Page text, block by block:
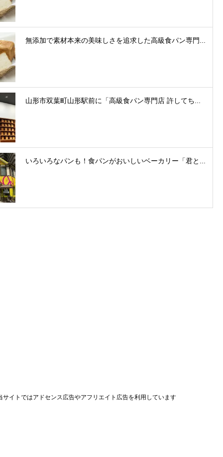
無添加で素材本来の美味しさを追求した高級食パン専門...
山形市双葉町山形駅前に「高級食パン専門店 許してち...
いろいろなパンも！食パンがおいしいベーカリー「君と...
サイトではアドセンス広告やアフリエイト広告を利用しています